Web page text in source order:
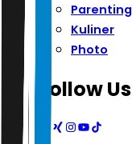
Parenting
Kuliner
Photo
Follow Us